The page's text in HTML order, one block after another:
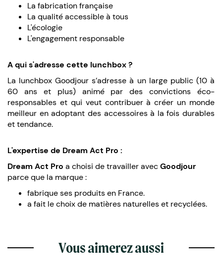
La fabrication française
La qualité accessible à tous
L'écologie
L'engagement responsable
A qui s'adresse cette lunchbox ?
La lunchbox Goodjour s’adresse à un large public (10 à
60 ans et plus) animé par des convictions éco-
responsables et qui veut contribuer à créer un monde
meilleur en adoptant des accessoires à la fois durables
et tendance.
L'expertise de Dream Act Pro :
Dream Act Pro a choisi de travailler avecGoodjour
parce que la marque :
fabrique ses produits en France.
a fait le choix de matières naturelles et recyclées.
Vous aimerez aussi